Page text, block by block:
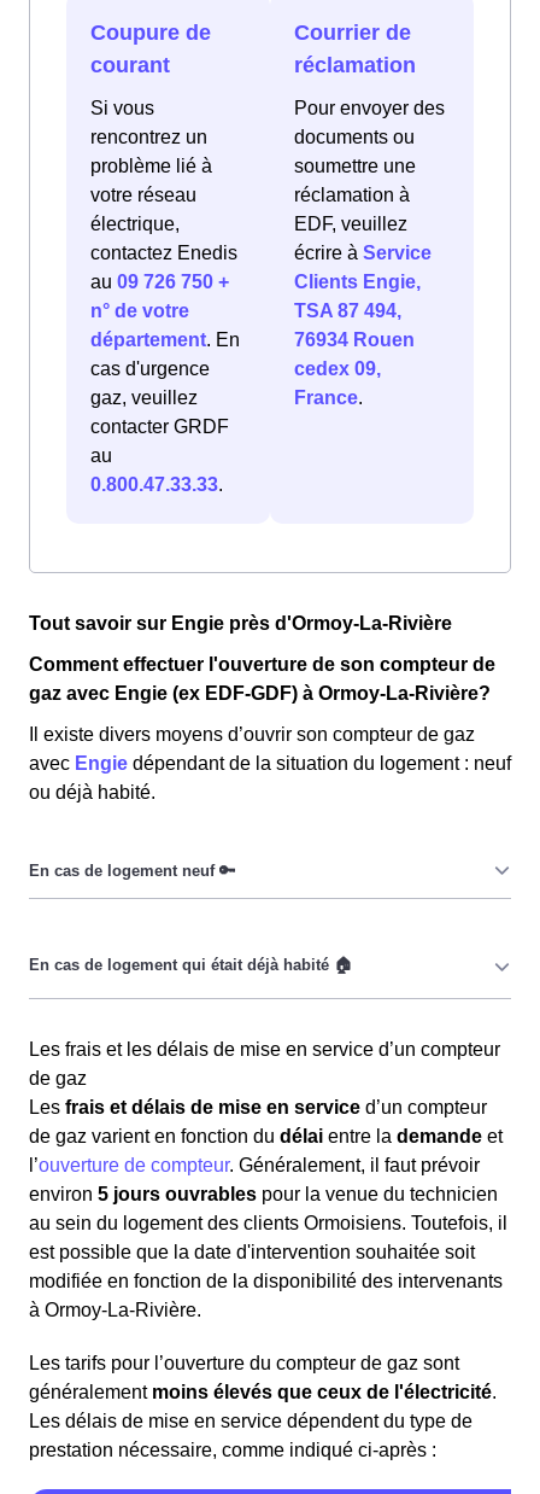
Coupure de
courant
Si vous
rencontrez un
problème lié à
votre réseau
électrique,
contactez Enedis
au 09 726 750 +
n° de votre
département. En
cas d'urgence
gaz, veuillez
contacter GRDF
au
0.800.47.33.33.
Courrier de
réclamation
Pour envoyer des
documents ou
soumettre une
réclamation à
EDF, veuillez
écrire à Service
Clients Engie,
TSA 87 494,
76934 Rouen
cedex 09,
France.
Tout savoir sur Engie près d'Ormoy-La-Rivière
Comment effectuer l'ouverture de son compteur de
gaz avec Engie (ex EDF-GDF) à Ormoy-La-Rivière?
Il existe divers moyens d’ouvrir son compteur de gaz
avec Engie dépendant de la situation du logement : neuf
ou déjà habité.
les Ormoisiens doivent tout d’abord raccorder
Il convient de contacterGRDF pour connecter sa maison
à Ormoy-La-Rivière au réseau de gaz naturel (gaz de
ville). Le délai de raccordement dépend de la
complexité des travauxet de laduréenécessaire pour
obtenir les autorisations administratives locales, pouvant
atteindre 2 mois. Après le raccordement, si l'installation
intérieure est certifiée conforme au gaz, les clients
Ormoisiens peuvent demander à un technicien de
GRDF de mettre en service le gaz en souscrivant un
contrat avec le fournisseur de son choix disponible à
nompar la souscription à un contrat d’énergie auprès
d’un fournisseur lorsque le client d'Ormoy-La-Rivière
(91150) emménage dans un logement déjà occupé
précédemment. Cette démarche est nécessaire même si
le gaz n'a pas été coupé. Cetteprocédure obligatoire
implique lasouscriptiond'unabonnement de gazafin
de bénéficier de cette énergie.
Quand le gaz a été coupé, il faut suivre différentes
étapes :
Sélectionner un fournisseur de gaz
Contacter le fournisseur pour souscrire un contrat de
gaz et planifier le rendez-vous pour la mise en
service du gaz
Choisir une date pour la venue du technicien
Les frais et les délais de mise en service d’un compteur
de gaz
Les frais et délais de mise en service d’un compteur
de gaz varient en fonction du délai entre la demande et
l’ouverture de compteur. Généralement, il faut prévoir
environ 5 jours ouvrables pour la venue du technicien
au sein du logement des clients Ormoisiens. Toutefois, il
est possible que la date d'intervention souhaitée soit
modifiée en fonction de la disponibilité des intervenants
à Ormoy-La-Rivière.
Les tarifs pour l’ouverture du compteur de gaz sont
généralement moins élevés que ceux de l'électricité.
Les délais de mise en service dépendent du type de
prestation nécessaire, comme indiqué ci-après :